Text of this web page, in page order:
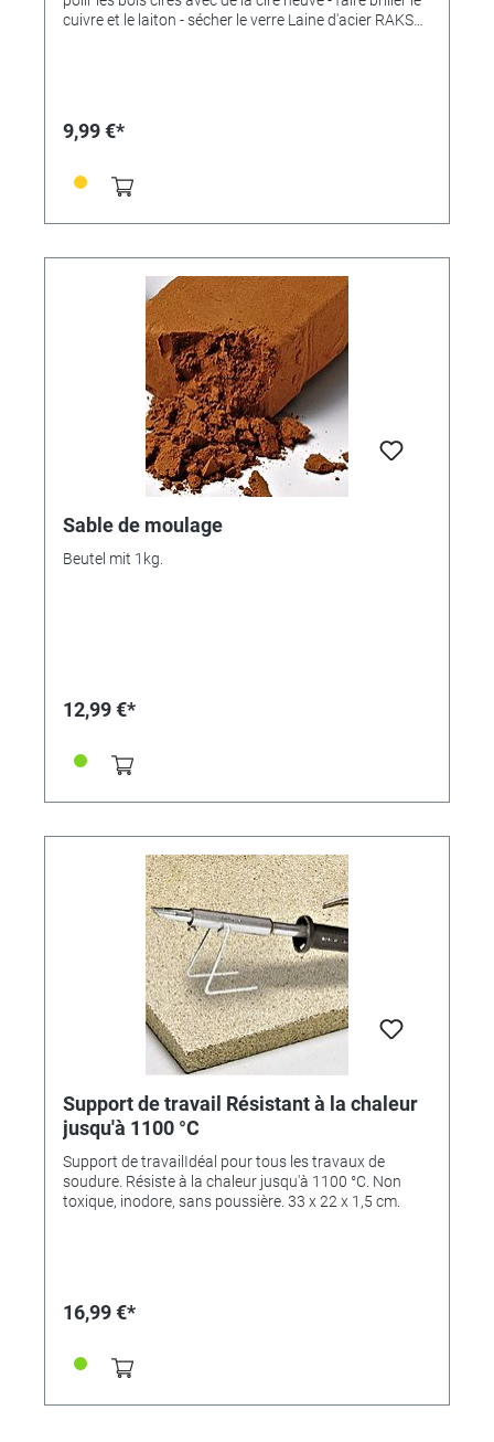
cuivre et le laiton - sécher le verre Laine d'acier RAKSO
laine d'acier en Allemagne et dans de nombreux pays
l'entreprise, Oscar Weil, la marque RAKSO a été créée
dès 1901. Depuis plus de 100 ans, un large
l'entreprise, le principe directeur "la qualité d'abord" est
toujours valable, tant pour les produits traditionnels
que pour les nouveaux produits. Voici comment se
présente RAKSO Laine d'acier caractérisée par la
pureté, l'élasticité et le respect de l'environnement.
Qualité Premium depuis 1901 VARIATIONS: 00 =
référence 334834 (fin) 000 = référence 334833 (très
fine) 0000 = référence 345949 (amende exrrem) Les
qualités fines 0000, 000 et 00 des RAKSO
STAHLWOLLE-PADS sont particulièrement bien
adaptées au polissage, au ponçage intermédiaire fin
et au nettoyage plus sensible Surfaces. Y compris les
instructions de travail détaillées et les
recommandations d'application exactes.
9,99 €*
Sable de moulage
Beutel mit 1kg.
12,99 €*
Support de travail Résistant à la chaleur
jusqu'à 1100 °C
Support de travailIdéal pour tous les travaux de
soudure. Résiste à la chaleur jusqu'à 1100 °C. Non
toxique, inodore, sans poussière. 33 x 22 x 1,5 cm.
16,99 €*